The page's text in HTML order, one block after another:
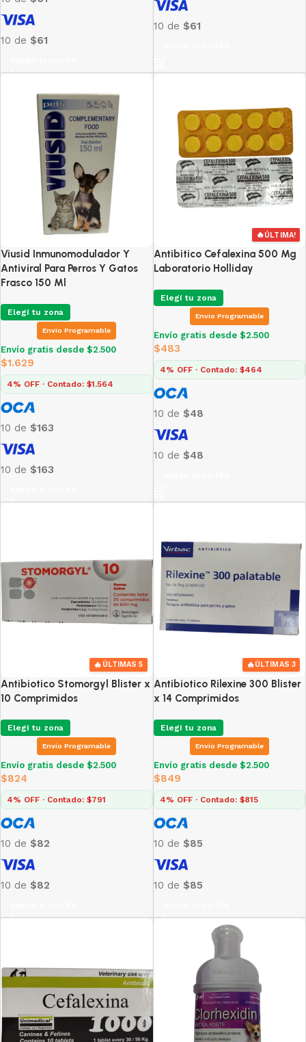
10 de $61
10 de $61
Viusid Inmunomodulador Y
Antiviral Para Perros Y Gatos
Frasco 150 Ml
Elegí tu zona
Envio Programable
Envío gratis desde $2.500
$1.629
4% OFF · Contado: $1.564
10 de $163
10 de $163
🔥ÚLTIMA!
Antibitico Cefalexina 500 Mg
Laboratorio Holliday
Elegí tu zona
Envio Programable
Envío gratis desde $2.500
$483
4% OFF · Contado: $464
10 de $48
10 de $48
🔥 ÚLTIMAS 5
Antibiotico Stomorgyl Blister x
10 Comprimidos
Elegí tu zona
Envio Programable
Envío gratis desde $2.500
$824
4% OFF · Contado: $791
10 de $82
10 de $82
🔥ÚLTIMAS 3
Antibiotico Rilexine 300 Blister
x 14 Comprimidos
Elegí tu zona
Envio Programable
Envío gratis desde $2.500
$849
4% OFF · Contado: $815
10 de $85
10 de $85